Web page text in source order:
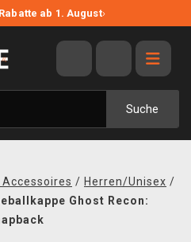
ab 1. August›
Suche
/ Herren/Unisex /
Ghost Recon: